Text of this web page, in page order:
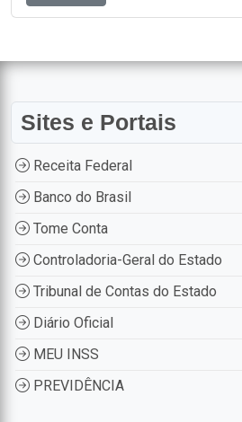
Sites e Portais
Receita Federal
Banco do Brasil
Tome Conta
Controladoria-Geral do Estado
Tribunal de Contas do Estado
Diário Oficial
MEU INSS
PREVIDÊNCIA